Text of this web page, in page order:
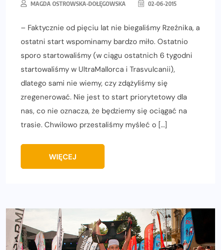
MAGDA OSTROWSKA-DOŁĘGOWSKA 02-06-2015
– Faktycznie od pięciu lat nie biegaliśmy Rzeźnika, a
ostatni start wspominamy bardzo miło. Ostatnio
sporo startowaliśmy (w ciągu ostatnich 6 tygodni
startowaliśmy w UltraMallorca i Trasvulcanii),
dlatego sami nie wiemy, czy zdążyliśmy się
zregenerować. Nie jest to start priorytetowy dla
nas, co nie oznacza, że będziemy się ociągać na
trasie. Chwilowo przestaliśmy myśleć o […]
WIĘCEJ